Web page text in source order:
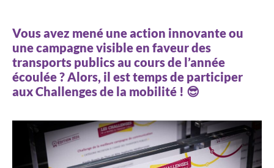
Vous avez mené une action innovante ou
une campagne visible en faveur des
transports publics au cours de l’année
écoulée ? Alors, il est temps de participer
aux Challenges de la mobilité ! 😎